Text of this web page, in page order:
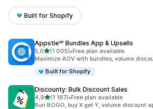
Built for Shopify
Appstle℠ Bundles App & Upsells
5,0/ 5 tähteä
(1 005)
1005 arvostelua yhteensä
•Free plan available
Maximize AOV with bundles, volume
Built for Shopify
Discounty: Bulk Discount Sales
4,9/ 5 tähteä
(1 187)
1187 arvostelua yhteensä
•Free plan available
Run BOGO, buy X get Y, volume discount